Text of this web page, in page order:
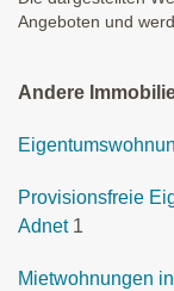
Angeboten und
Andere
Provisionsfreie
Adnet 1
Mietwohnungen